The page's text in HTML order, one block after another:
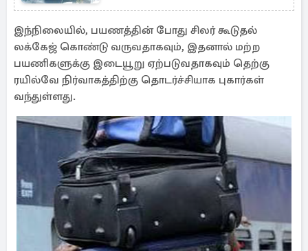
இந்நிலையில், பயணத்தின் போது சிலர் கூடுதல்
லக்கேஜ் கொண்டு வருவதாகவும், இதனால் மற்ற
பயணிகளுக்கு இடையூறு ஏற்படுவதாகவும் தெற்கு
ரயில்வே நிர்வாகத்திற்கு தொடர்ச்சியாக புகார்கள்
வந்துள்ளது.